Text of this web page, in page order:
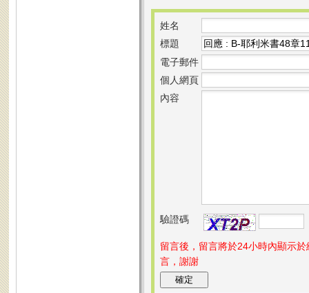
姓名
標題
電子郵件
個人網頁
內容
驗證碼
留言後，留言將於24小時內顯示
言，謝謝